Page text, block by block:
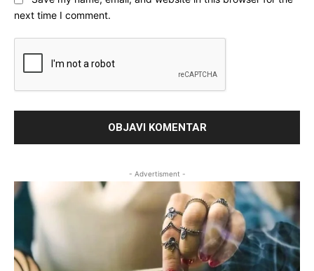
next time I comment.
- Advertisment -